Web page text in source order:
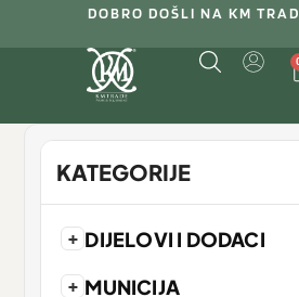
DOBRO DOŠLI NA KM
KATEGORIJE
+ DIJELOVI I DODACI
+ MUNICIJA